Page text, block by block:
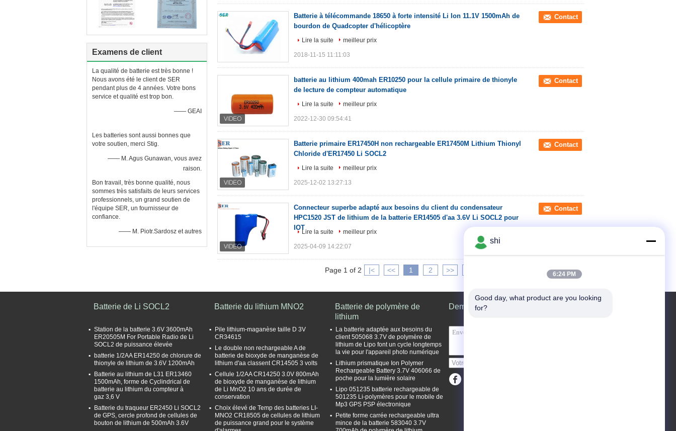
Examens de client
La qualité de batterie est très bonne !
Nous avons été le client de SER
pendant plus de 4 années. Votre bons
service et qualité est trop bon.
—— GEAI
Les batteries sont aussi bonnes que
votre soutien, merci Stig.
—— M. Agus Gunawan, vous avez
raison.
Bon travail, très bonne qualité, nous
sommes très satisfaits de leurs services
professionnels, un grand soutien de
l'équipe SER, un fournisseur de
confiance.
—— M. Piotr.Sardosz et autres
Batterie à télécommande 18650 à forte intensité Li Ion 11.1V 1500mAh de
bourdon de Quadcopter d'hélicoptère
Contact
Lire la suite meilleur prix
2018-11-15 11:11:03
batterie au lithium 400mah ER10250 pour la cellule primaire de thionyle
de lecture de compteur automatique
Contact
Lire la suite meilleur prix
2022-12-30 09:54:41
Batterie primaire ER17450H non rechargeable ER17450M Lithium Thionyl
Chloride d'ER17450 Li SOCL2
Contact
Lire la suite meilleur prix
2025-12-02 13:27:13
Connecteur superbe adapté aux besoins du client du condensateur
HPC1520 JST de lithium de la batterie ER14505 d'aa 3.6V Li SOCL2 pour
IOT
Contact
Lire la suite meilleur prix
2025-04-09 14:22:07
Page 1 of 2 |< << 1 2 >>
Batterie de Li SOCL2
Station de la batterie 3.6V 3600mAh
ER20505M For Portable Radio de Li
SOCL2 de puissance élevée
batterie 1/2AA ER14250 de chlorure de
thionyle de lithium de 3.6V 1200mAh
Batterie au lithium de L31 ER13460
1500mAh, forme de Cyclindrical de
batterie au lithium du compteur à
gaz 3,6 V
Batterie du traqueur ER2450 Li SOCL2
de GPS, cercle profond de cellules de
bouton de lithium de 500mAh 3.6V
Batterie du lithium MNO2
Pile lithium-maganèse taille D 3V
CR34615
Le double non rechargeable A de
batterie de bioxyde de manganèse de
lithium d'aa classent CR14505 3 volts
Cellule 1/2AA CR14250 3.0V 800mAh
de bioxyde de manganèse de lithium
de Li MnO2 10 ans de durée de
conservation
Choix élevé de Temp des batteries LI-
MNO2 CR18505 de cellules de lithium
de puissance grand pour le système
Batterie de polymère de
lithium
La batterie adaptée aux besoins du
client 505068 3.7V de polymère de
lithium de Lipo font un cycle longtemps
la vie pour l'appareil photo numérique
Lithium prismatique Ion Polymer
Rechargeable Battery 3.7V 406066 de
poche pour la lumière solaire
Lipo 051235 batterie rechargeable de
501235 Li-polymères pour le mobile de
Mp3 GPS PSP électronique
Petite forme carrée rechargeable ultra
mince de la batterie 583040 3.7V
Demande de soumission
shi
6:24 PM
Good day, what product are you looking
for?